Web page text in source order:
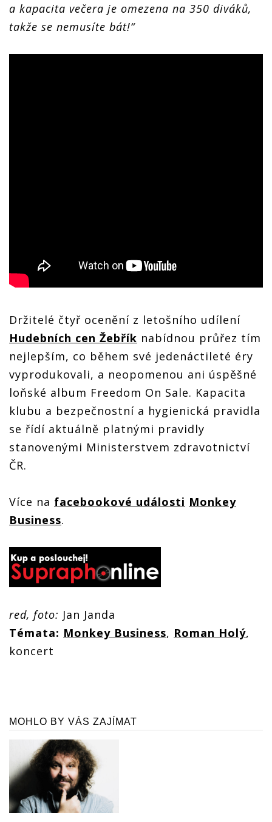
a kapacita večera je omezena na 350 diváků,
takže se nemusíte bát!“
Držitelé čtyř ocenění z letošního udílení
Hudebních cen Žebřík nabídnou průřez tím
nejlepším, co během své jedenáctileté éry
vyprodukovali, a neopomenou ani úspěšné
loňské album Freedom On Sale. Kapacita
klubu a bezpečnostní a hygienická pravidla
se řídí aktuálně platnými pravidly
stanovenými Ministerstvem zdravotnictví
ČR.
Více na facebookové události Monkey
Business.
red, foto: Jan Janda
Témata: Monkey Business, Roman Holý,
koncert
MOHLO BY VÁS ZAJÍMAT